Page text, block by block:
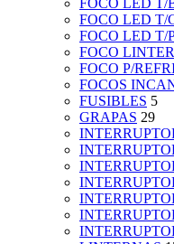
FOCO LED T/
FOCO LED T/
FOCO LED T/
FOCO
FOCO P/
FOCOS
FUSIBLES 5
GRAPAS 29